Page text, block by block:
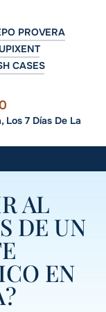
PROVERA
CASES
Los 7 Días De La
AL
DE UN
EN